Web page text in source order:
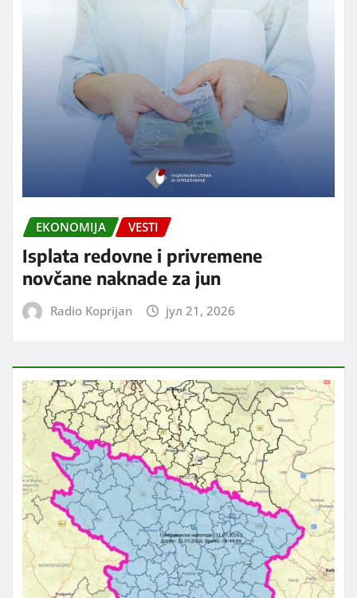
EKONOMIJA VESTI
Isplata redovne i privremene
novčane naknade za jun
Radio Koprijan јул 21, 2026